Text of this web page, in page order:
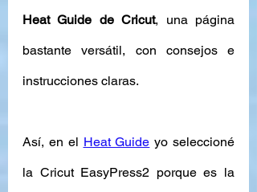
Heat Guide de Cricut, una página
bastante versátil, con consejos e
instrucciones claras.
Así, en el Heat Guide yo seleccioné
la Cricut EasyPress2 porque es la